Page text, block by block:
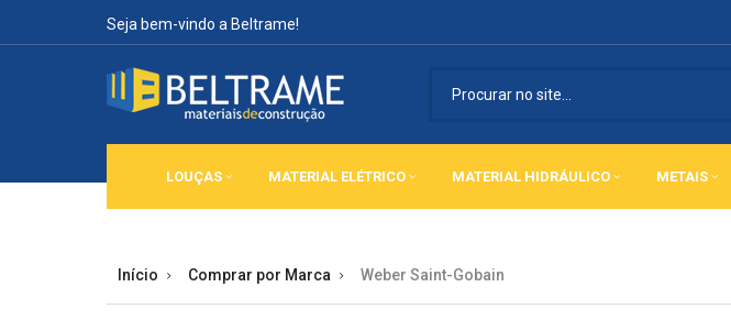
Seja bem-vindo a Beltrame!
LOUÇAS MATERIAL ELÉTRICO MATERIAL HIDRÁULICO METAIS
Início Comprar por Marca Weber Saint-Gobain